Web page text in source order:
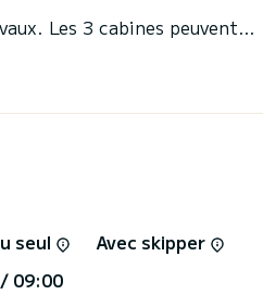
Les 3 cabines peuvent
Propulseur d'étrave, Prise
par un expert
seul
Avec skipper
09:00